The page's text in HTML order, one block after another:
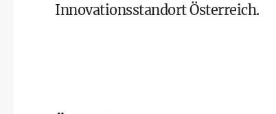
Innovationsstandort Österreich.